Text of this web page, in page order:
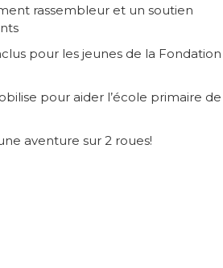
rassembleur et un soutien
pour les jeunes de la Fondation
pour aider l’école primaire de
aventure sur 2 roues!